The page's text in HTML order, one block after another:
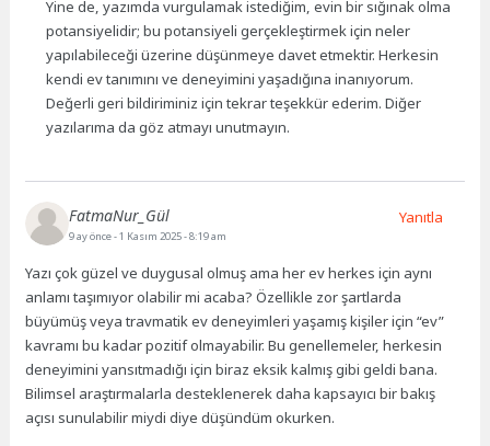
Yine de, yazımda vurgulamak istediğim, evin bir sığınak olma
potansiyelidir; bu potansiyeli gerçekleştirmek için neler
yapılabileceği üzerine düşünmeye davet etmektir. Herkesin
kendi ev tanımını ve deneyimini yaşadığına inanıyorum.
Değerli geri bildiriminiz için tekrar teşekkür ederim. Diğer
yazılarıma da göz atmayı unutmayın.
FatmaNur_Gül
9 ay önce- 1 Kasım 2025 - 8:19 am
Yazı çok güzel ve duygusal olmuş ama her ev herkes için aynı
anlamı taşımıyor olabilir mi acaba? Özellikle zor şartlarda
büyümüş veya travmatik ev deneyimleri yaşamış kişiler için “ev”
kavramı bu kadar pozitif olmayabilir. Bu genellemeler, herkesin
deneyimini yansıtmadığı için biraz eksik kalmış gibi geldi bana.
Bilimsel araştırmalarla desteklenerek daha kapsayıcı bir bakış
açısı sunulabilir miydi diye düşündüm okurken.
Yanıtla